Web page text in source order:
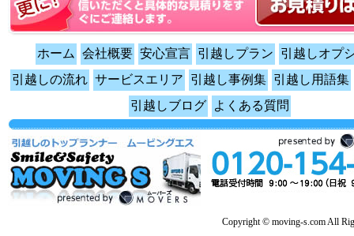
ホーム 会社概要 安心宣言 引越しプラン
引越しオプ
引越しの流れ サービスエリア 引越し事例集 引越し用語集
引越しブログ
よくある質問
Copyright © moving-s.com All